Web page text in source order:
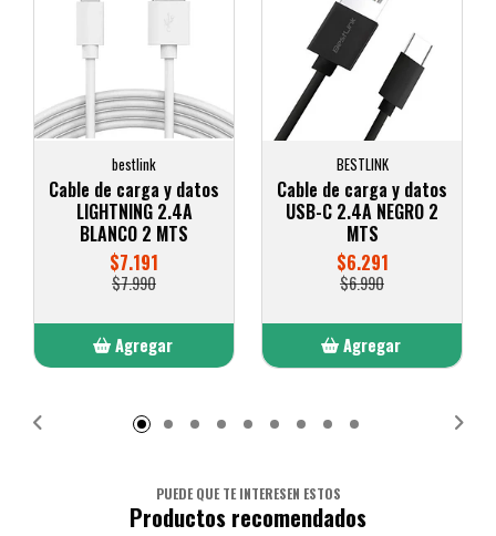
bestlink
Cable de carga y datos
LIGHTNING 2.4A
BLANCO 2 MTS
$7.191
$7.990
Agregar
BESTLINK
Cable de carga y datos
USB-C 2.4A NEGRO 2
MTS
$6.291
$6.990
Agregar
PUEDE QUE TE INTERESEN ESTOS
Productos recomendados